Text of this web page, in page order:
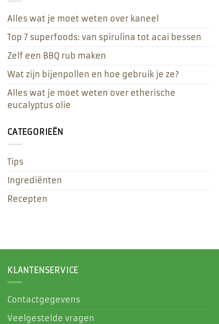
Alles wat je moet weten over kaneel
Top 7 superfoods: van spirulina tot acai bessen
Zelf een BBQ rub maken
Wat zijn bijenpollen en hoe gebruik je ze?
Alles wat je moet weten over etherische
eucalyptus olie
CATEGORIEËN
Tips
Ingrediënten
Recepten
KLANTENSERVICE
Contactgegevens
Veelgestelde vragen